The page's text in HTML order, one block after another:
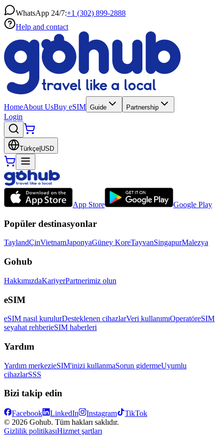
WhatsApp 24/7:+1 (302) 899-2888
Help and contact
HomeAbout UsBuy eSIM Guide Partnership
Login
Türkçe USD
App Store Google Play
Popüler destinasyonlar
TaylandÇinVietnamJaponyaGüney KoreTayvanSingapurMalezya
Gohub
HakkımızdaKariyerPartnerimiz olun
eSIM
eSIM nasıl kurulurDesteklenen cihazlarVeri kullanımıOperatöreSIM
seyahat rehberieSIM haberleri
Yardım
Yardım merkezieSIM'inizi kullanmaSorun gidermeUyumlu
cihazlarSSS
Bizi takip edin
Facebook LinkedIn Instagram
TikTok
© 2026 Gohub. Tüm hakları saklıdır.
Gizlilik politikasıHizmet şartları